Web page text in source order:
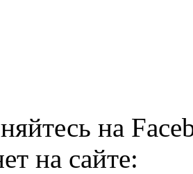
на
на сайте: